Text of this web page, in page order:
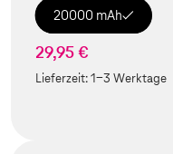
20000 mAh
29,95 €
Lieferzeit:1-3 Werktage